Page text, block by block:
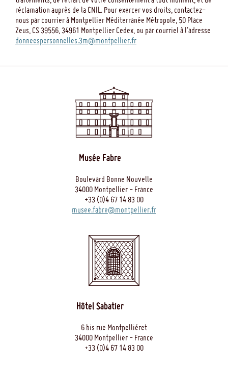
réclamation auprès de la CNIL. Pour exercer vos droits, contactez-
nous par courrier à Montpellier Méditerranée Métropole, 50 Place
Zeus, CS 39556, 34961 Montpellier Cedex, ou par courriel à l'adresse
donneespersonnelles.3m@montpellier.fr
Musée Fabre
Boulevard Bonne Nouvelle
34000 Montpellier - France
+33 (0)4 67 14 83 00
musee.fabre@montpellier.fr
Hôtel Sabatier
6 bis rue Montpelliéret
34000 Montpellier - France
+33 (0)4 67 14 83 00